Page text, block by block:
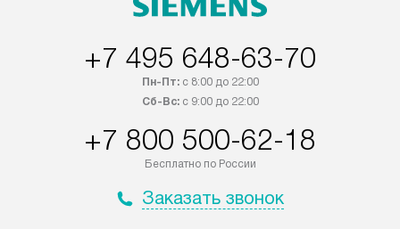
+7 495 648-63-70
Пн-Пт:с 8:00 до 22:00
Сб-Вс:с 9:00 до 22:00
+7 800 500-62-18
Бесплатно по России
Заказать звонок